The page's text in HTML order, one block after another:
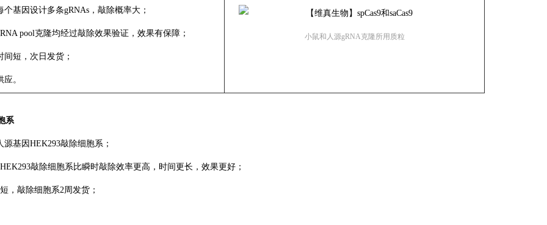
个基因设计多条gRNAs，敲除概率大；
pool克隆均经过敲除效果验证，效果有保障；
间短，次日发货；
应。
小鼠和人源gRNA克隆所用质粒
系
源基因HEK293敲除细胞系；
敲除细胞系比瞬时敲除效率更高，时间更长，效果更好；
，敲除细胞系2周发货；